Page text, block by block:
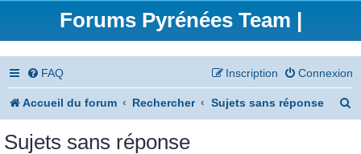
Forums Pyrénées Team |
FAQ Connexion
Inscription
Accueil du forum Rechercher Sujets sans réponse
Sujets sans réponse